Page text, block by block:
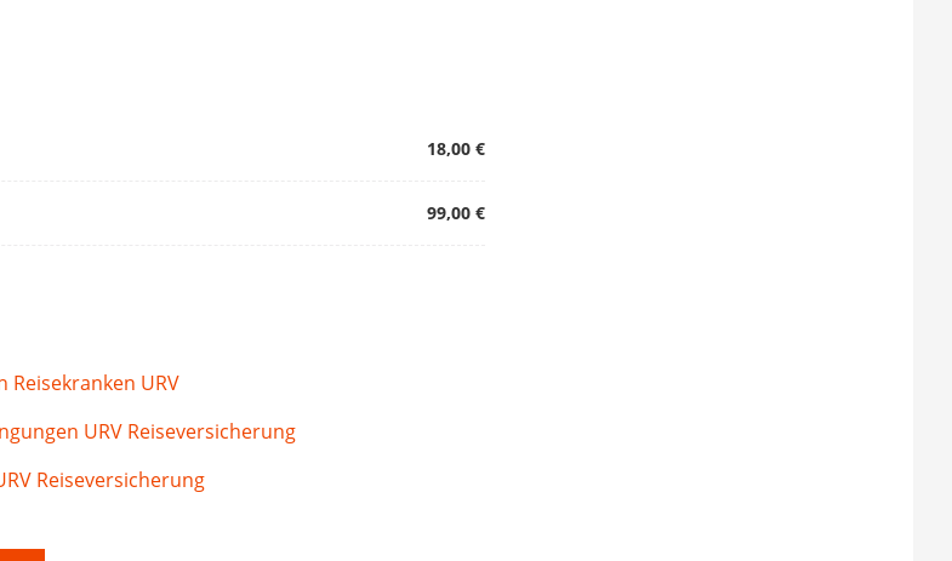
18,00 €
99,00 €
URV
URV Reiseversicherung
Reiseversicherung